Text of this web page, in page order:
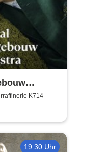
Ólafsson
K714
19:30 Uhr